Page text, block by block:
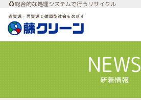
総合的な処理システムで行うリサイクル
NEWS
新着情報